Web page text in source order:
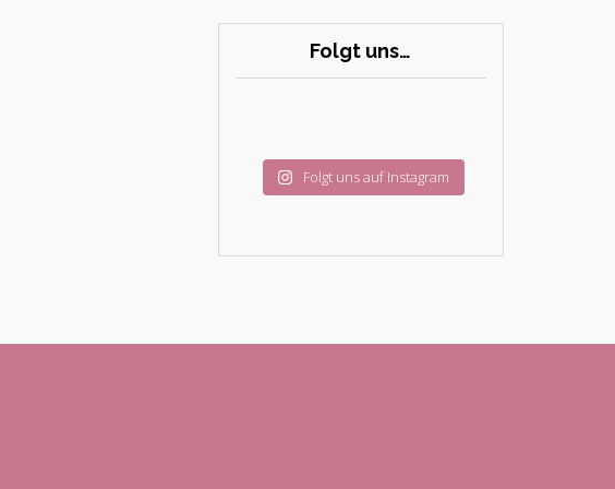
Folgt uns…
Folgt uns auf Instagram